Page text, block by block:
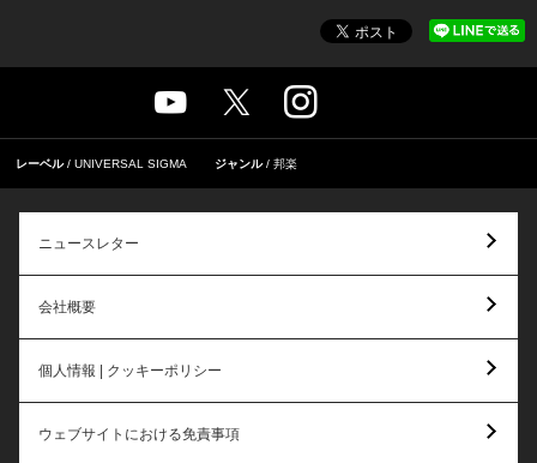
レーベル UNIVERSAL SIGMA ジャンル 邦楽
ニュースレター
会社概要
個人情報 | クッキーポリシー
ウェブサイトにおける免責事項